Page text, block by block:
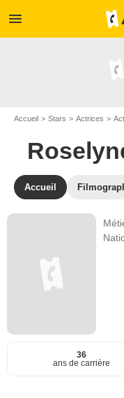
menu
Accueil Stars Actrices
Accueil
36
ans de carrière